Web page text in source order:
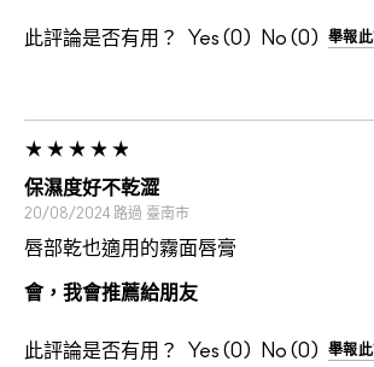
此評論是否有用？ 0 0 舉報
保濕度好不乾澀
20/08/2024 路過 臺南市
唇部乾也適用的霧面唇膏
會，我會推薦給朋友
此評論是否有用？ 0 0 舉報